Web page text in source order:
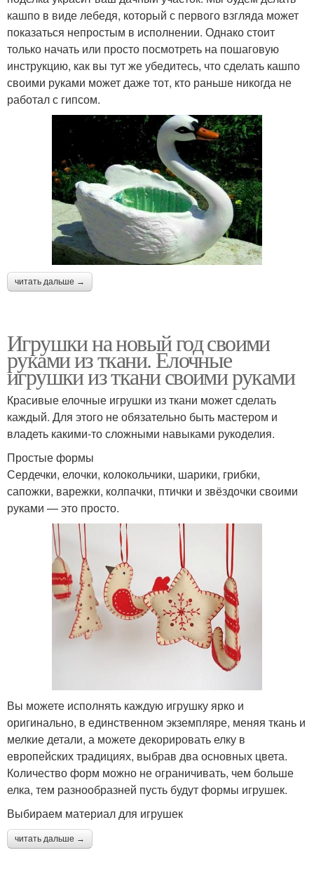
кашпо в виде лебедя, который с первого взгляда может
показаться непростым в исполнении. Однако стоит
только начать или просто посмотреть на пошаговую
инструкцию, как вы тут же убедитесь, что сделать кашпо
своими руками может даже тот, кто раньше никогда не
работал с гипсом.
читать дальше →
Игрушки на новый год своими
руками из ткани. Елочные
игрушки из ткани своими руками
Красивые елочные игрушки из ткани может сделать
каждый. Для этого не обязательно быть мастером и
владеть какими-то сложными навыками рукоделия.
Простые формы
Сердечки, елочки, колокольчики, шарики, грибки,
сапожки, варежки, колпачки, птички и звёздочки своими
руками — это просто.
Вы можете исполнять каждую игрушку ярко и
оригинально, в единственном экземпляре, меняя ткань и
мелкие детали, а можете декорировать елку в
европейских традициях, выбрав два основных цвета.
Количество форм можно не ограничивать, чем больше
елка, тем разнообразней пусть будут формы игрушек.
Выбираем материал для игрушек
читать дальше →